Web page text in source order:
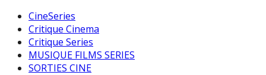
CineSeries
Critique Cinema
Critique Series
MUSIQUE FILMS SERIES
SORTIES CINE